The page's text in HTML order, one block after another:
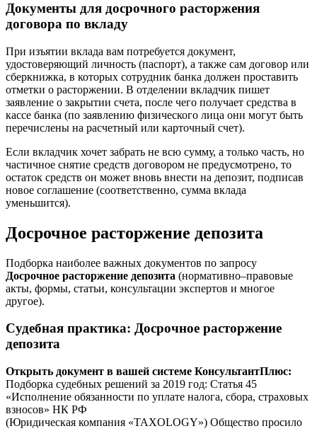
Документы для досрочного расторжения
договора по вкладу
При изъятии вклада вам потребуется документ,
удостоверяющий личность (паспорт), а также сам договор или
сберкнижка, в которых сотрудник банка должен проставить
отметки о расторжении. В отделении вкладчик пишет
заявление о закрытии счета, после чего получает средства в
кассе банка (по заявлению физического лица они могут быть
перечислены на расчетный или карточный счет).
Если вкладчик хочет забрать не всю сумму, а только часть, но
частичное снятие средств договором не предусмотрено, то
остаток средств он может вновь внести на депозит, подписав
новое соглашение (соответственно, сумма вклада
уменьшится).
Досрочное расторжение депозита
Подборка наиболее важных документов по запросу
Досрочное расторжение депозита (нормативно–правовые
акты, формы, статьи, консультации экспертов и многое
другое).
Судебная практика: Досрочное расторжение
депозита
Открыть документ в вашей системе КонсультантПлюс:
Подборка судебных решений за 2019 год: Статья 45
«Исполнение обязанности по уплате налога, сбора, страховых
взносов» НК РФ
(Юридическая компания «TAXOLOGY») Общество просило